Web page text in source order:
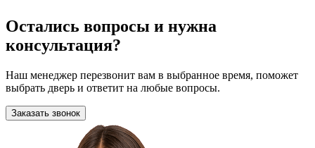
Остались вопросы и нужна
консультация?
Наш менеджер перезвонит вам в выбранное время, поможет
выбрать дверь и ответит на любые вопросы.
Заказать звонок